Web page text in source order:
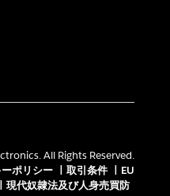
All Rights Reserved.
ポリシー 取引条件
EU
現代奴隷法及び人身売買防